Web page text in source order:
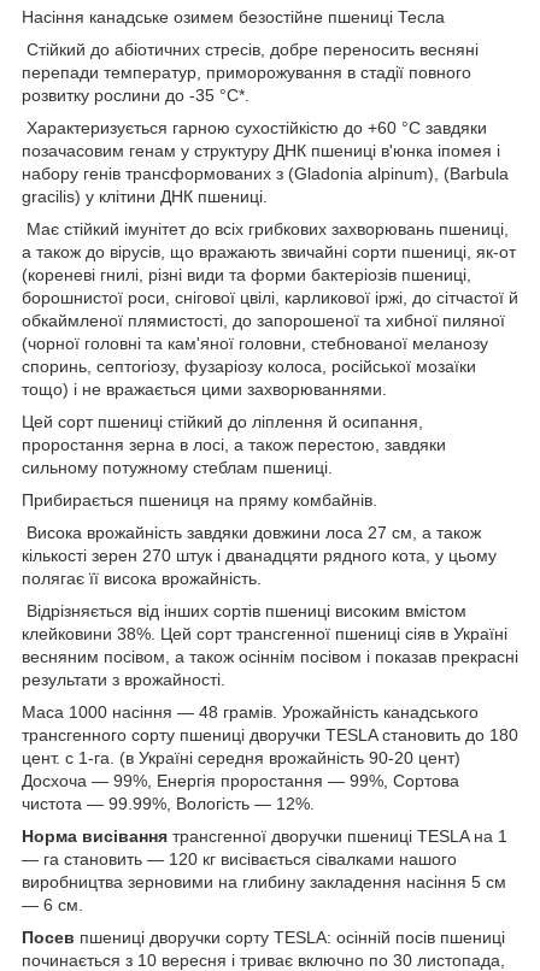
Насіння канадське озимем безостійне пшениці Тесла
Стійкий до абіотичних стресів, добре переносить весняні
перепади температур, приморожування в стадії повного
розвитку рослини до -35 °C*.
Характеризується гарною сухостійкістю до +60 °C завдяки
позачасовим генам у структуру ДНК пшениці в'юнка іпомея і
набору генів трансформованих з (Gladonia alpinum), (Barbula
gracilis) у клітини ДНК пшениці.
Має стійкий імунітет до всіх грибкових захворювань пшениці,
а також до вірусів, що вражають звичайні сорти пшениці, як-от
(кореневі гнилі, різні види та форми бактеріозів пшениці,
борошнистої роси, снігової цвілі, карликової іржі, до сітчастої й
обкаймленої плямистості, до запорошеної та хибної пиляної
(чорної головні та кам'яної головни, стебнованої меланозу
споринь, септoriозу, фузаріозу колоса, російської мозаїки
тощо) і не вражається цими захворюваннями.
Цей сорт пшениці стійкий до ліплення й осипання,
проростання зерна в лосі, а також перестою, завдяки
сильному потужному стеблам пшениці.
Прибирається пшениця на пряму комбайнів.
Висока врожайність завдяки довжини лоса 27 см, а також
кількості зерен 270 штук і дванадцяти рядного кота, у цьому
полягає її висока врожайність.
Відрізняється від інших сортів пшениці високим вмістом
клейковини 38%. Цей сорт трансгенної пшениці сіяв в Україні
весняним посівом, а також осіннім посівом і показав прекрасні
результати з врожайності.
Маса 1000 насіння — 48 грамів. Урожайність канадського
трансгенного сорту пшениці дворучки TESLA становить до 180
цент. с 1-га. (в Україні середня врожайність 90-20 цент)
Досхоча — 99%, Енергія проростання — 99%, Сортова
чистота — 99.99%, Вологість — 12%.
Норма висівання трансгенної дворучки пшениці TESLA на 1
— га становить — 120 кг висівається сівалками нашого
виробництва зерновими на глибину закладення насіння 5 см
— 6 см.
Посев пшениці дворучки сорту TESLA: осінній посів пшениці
починається з 10 вересня і триває включно по 30 листопада,